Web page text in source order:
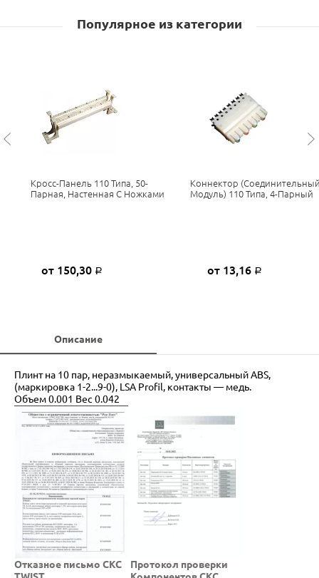
Популярное из категории
Кросс-Панель 110 Типа, 50-
Парная, Настенная С Ножками
от 150,30 Р
Коннектор
Модуль) 110 Типа, 4-Парный
от 13,16 Р
Описание
Плинт на 10 пар, неразмыкаемый, универсальный ABS,
(маркировка 1-2...9-0), LSA Profil, контакты — медь.
Объем 0.001 Вес 0.042
Отказное письмо СКС
Протокол проверки